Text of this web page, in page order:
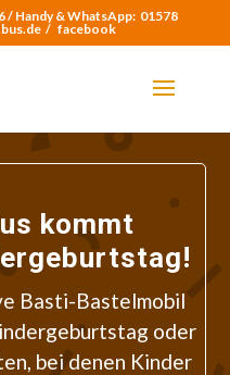
/Handy & WhatsApp: 01578
/ facebook
kommt
Basti-Bastelmobil
oder
bei denen Kinder